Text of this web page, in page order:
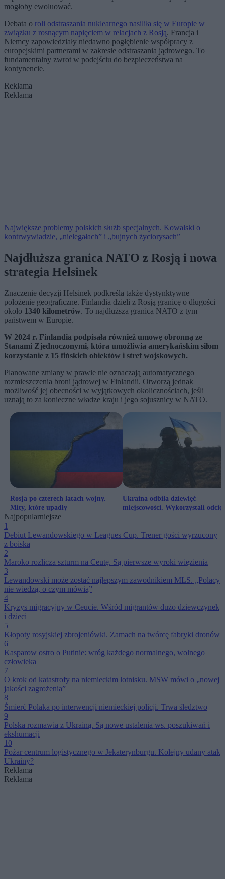
mogłoby ewoluować.
Debata o roli odstraszania nuklearnego nasiliła się w Europie w
związku z rosnącym napięciem w relacjach z Rosją. Francja i
Niemcy zapowiedziały niedawno pogłębienie współpracy z
europejskimi partnerami w zakresie odstraszania jądrowego. To
fundamentalny zwrot w podejściu do bezpieczeństwa na
kontynencie.
Reklama
Reklama
Największe problemy polskich służb specjalnych. Kowalski o
kontrwywiadzie, „nielegałach” i „bujnych życiorysach”
Najdłuższa granica NATO z Rosją i nowa
strategia Helsinek
Znaczenie decyzji Helsinek podkreśla także dystynktywne
położenie geograficzne. Finlandia dzieli z Rosją granicę o długości
około 1340 kilometrów. To najdłuższa granica NATO z tym
państwem w Europie.
W 2024 r. Finlandia podpisała również umowę obronną ze
Stanami Zjednoczonymi, która umożliwia amerykańskim siłom
korzystanie z 15 fińskich obiektów i stref wojskowych.
Planowane zmiany w prawie nie oznaczają automatycznego
rozmieszczenia broni jądrowej w Finlandii. Otworzą jednak
możliwość jej obecności w wyjątkowych okolicznościach, jeśli
uznają to za konieczne władze kraju i jego sojusznicy w NATO.
Rosja po czterech latach wojny.
Mity, które upadły
Ukraina odbiła dziewięć
miejscowości. Wykorzystali
Najpopularniejsze
1
Debiut Lewandowskiego w Leagues Cup. Trener gości wyrzucony
z boiska
2
Maroko rozlicza szturm na Ceutę. Są pierwsze wyroki więzienia
3
Lewandowski może zostać najlepszym zawodnikiem MLS. „Polacy
nie wiedzą, o czym mówią”
4
Kryzys migracyjny w Ceucie. Wśród migrantów dużo dziewczynek
i dzieci
5
Kłopoty rosyjskiej zbrojeniówki. Zamach na twórcę fabryki dronów
6
Kasparow ostro o Putinie: wróg każdego normalnego, wolnego
człowieka
7
O krok od katastrofy na niemieckim lotnisku. MSW mówi o „nowej
jakości zagrożenia”
8
Śmierć Polaka po interwencji niemieckiej policji. Trwa śledztwo
9
Polska rozmawia z Ukrainą. Są nowe ustalenia ws. poszukiwań i
ekshumacji
10
Pożar centrum logistycznego w Jekaterynburgu. Kolejny udany atak
Ukrainy?
Reklama
Reklama